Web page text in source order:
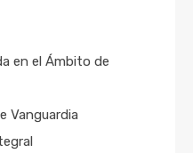
en el Ámbito de
Vanguardia